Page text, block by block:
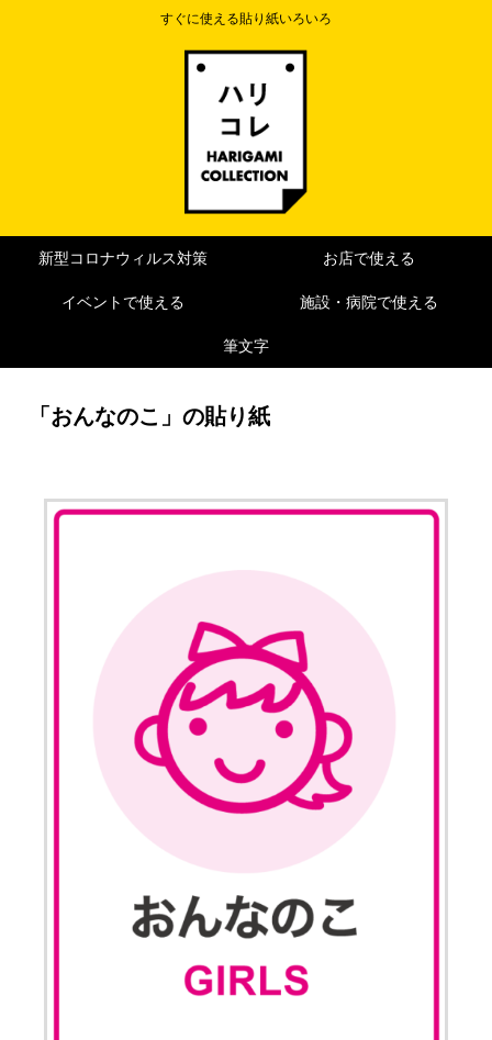
すぐに使える貼り紙いろいろ
新型コロナウィルス対策 お店で使える
イベントで使える 施設・病院で使える
筆文字
「おんなのこ」の貼り紙